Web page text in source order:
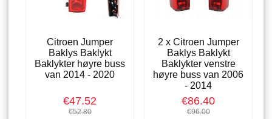
Citroen Jumper
Baklys Baklykt
Baklykter høyre buss
van 2014 - 2020
€47.52
€52.80
2 x Citroen Jumper
Baklys Baklykt
Baklykter venstre
høyre buss van 2006
- 2014
€86.40
€96.00